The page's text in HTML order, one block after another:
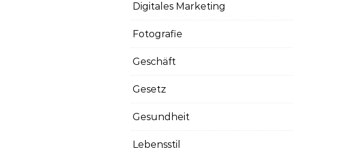
Digitales Marketing
Fotografie
Geschäft
Gesetz
Gesundheit
Lebensstil